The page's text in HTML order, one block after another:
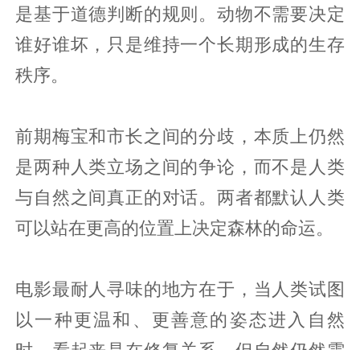
是基于道德判断的规则。动物不需要决定
谁好谁坏，只是维持一个长期形成的生存
秩序。
前期梅宝和市长之间的分歧，本质上仍然
是两种人类立场之间的争论，而不是人类
与自然之间真正的对话。两者都默认人类
可以站在更高的位置上决定森林的命运。
电影最耐人寻味的地方在于，当人类试图
以一种更温和、更善意的姿态进入自然